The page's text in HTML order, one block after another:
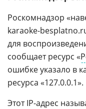
Роскомнадзор
karaoke-
для
сообщает ресурс «
ошибке указало в
ресурса «127.0.0.1».
Этот IP-адрес